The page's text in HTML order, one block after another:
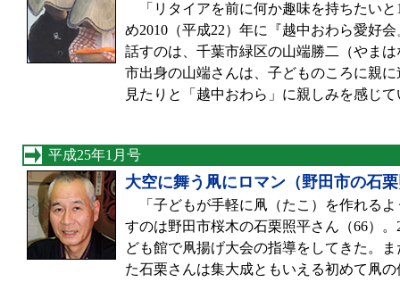
「リタイアを前に何か趣味を持ちたい
め2010（平成22）年に『越中おわら愛好
話すのは、千葉市緑区の山端勝二（やま
市出身の山端さんは、子どものころに親
見たりと「越中おわら」に親しみを感じて
平成25年1月号
大空に舞う凧にロマン（野田市の石
「子どもが手軽に凧（たこ）を作れる
すのは野田市桜木の石栗照平さん（66）
ども館で凧揚げ大会の指導をしてきた。
た石栗さんは集大成ともいえる初めて凧